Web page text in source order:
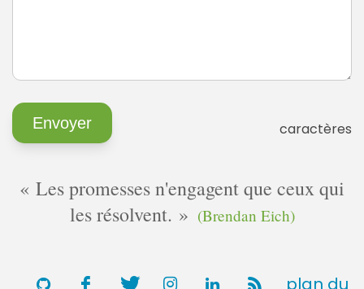
caractères
Les promesses n'engagent que ceux qui
les résolvent.
(Brendan Eich)
plan du